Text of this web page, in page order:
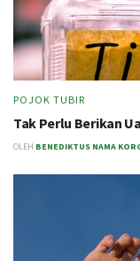
POJOK TUBIR
Tak Perlu Berikan
OLEH BENEDIKTUS NAMA